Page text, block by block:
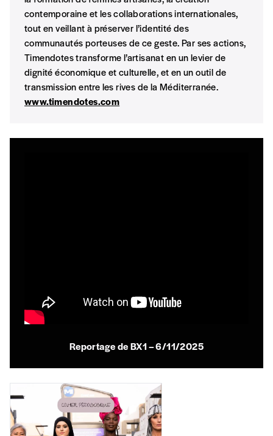
Je commande au numéro
Édition papier (livraison en Belgique
uniquement)
Quantité
Offre découverte
Vous souhaitez découvrirImag? Nous vous
offrons les deux derniers numéros publiés.
Je souhaite bénéficier de l’offre
découverte
contemporaine et les collaborations internationales,
tout en veillant à préserver l’identité des
communautés porteuses de ce geste. Par ses actions,
Timendotes transforme l’artisanat en un levier de
dignité économique et culturelle, et en un outil de
transmission entre les rives de la Méditerranée.
www.timendotes.com
Reportage de BX1 – 6/11/2025